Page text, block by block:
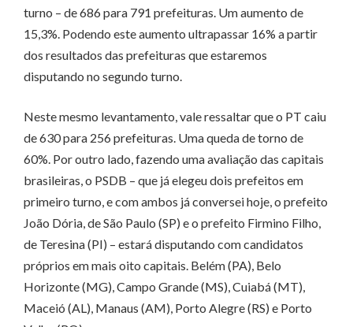
turno – de 686 para 791 prefeituras. Um aumento de
15,3%. Podendo este aumento ultrapassar 16% a partir
dos resultados das prefeituras que estaremos
disputando no segundo turno.
Neste mesmo levantamento, vale ressaltar que o PT caiu
de 630 para 256 prefeituras. Uma queda de torno de
60%. Por outro lado, fazendo uma avaliação das capitais
brasileiras, o PSDB – que já elegeu dois prefeitos em
primeiro turno, e com ambos já conversei hoje, o prefeito
João Dória, de São Paulo (SP) e o prefeito Firmino Filho,
de Teresina (PI) – estará disputando com candidatos
próprios em mais oito capitais. Belém (PA), Belo
Horizonte (MG), Campo Grande (MS), Cuiabá (MT),
Maceió (AL), Manaus (AM), Porto Alegre (RS) e Porto